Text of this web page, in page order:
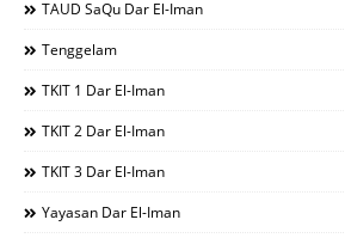
TAUD SaQu Dar El-Iman
Tenggelam
TKIT 1 Dar El-Iman
TKIT 2 Dar El-Iman
TKIT 3 Dar El-Iman
Yayasan Dar El-Iman